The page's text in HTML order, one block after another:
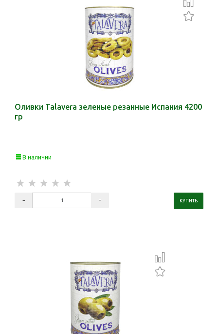
Оливки Talavera зеленые резанные Испания 4200
гр
В наличии